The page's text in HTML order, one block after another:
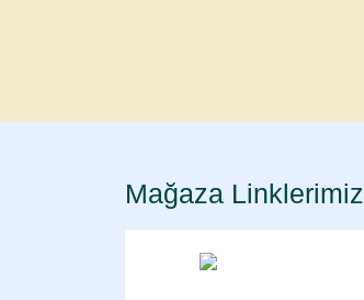
Mağaza Linklerimiz